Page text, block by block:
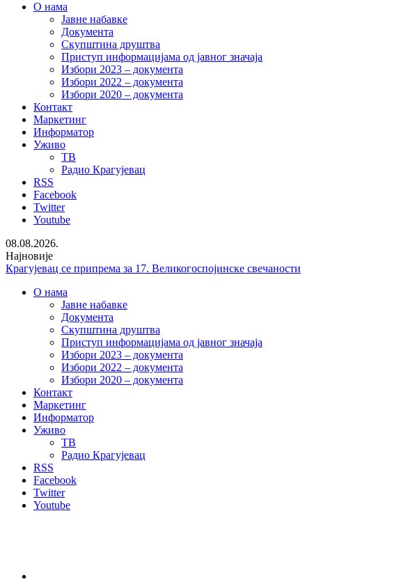
О нама
Јавне набавке
Документа
Скупштина друштва
Приступ информацијама од јавног значаја
Избори 2023 – документа
Избори 2022 – документа
Избори 2020 – документа
Контакт
Маркетинг
Информатор
Уживо
ТВ
Радио Крагујевац
RSS
Facebook
Twitter
Youtube
08.08.2026.
Најновије
Крагујевац се припрема за 17. Великогоспојинске свечаности
Безбедност на купалиштима почиње од одговорног понашања
СНС Крагујевац организовао превентивне прегледе на Ђачком тргу
О нама
Јавне набавке
Документа
Скупштина друштва
Приступ информацијама од јавног значаја
Избори 2023 – документа
Избори 2022 – документа
Избори 2020 – документа
Контакт
Маркетинг
Информатор
Уживо
ТВ
Радио Крагујевац
RSS
Facebook
Twitter
Youtube